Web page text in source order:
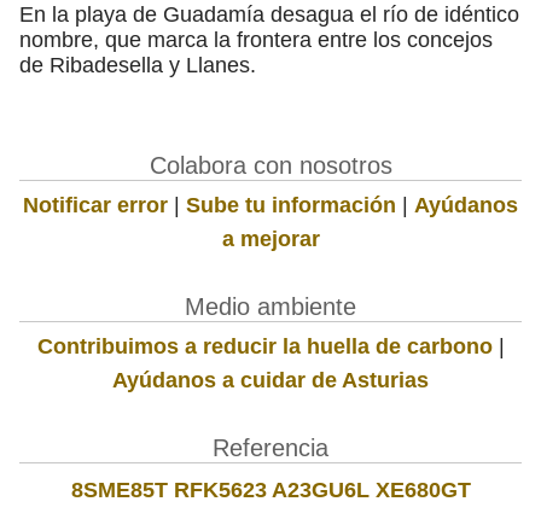
En la playa de Guadamía desagua el río de idéntico
nombre, que marca la frontera entre los concejos
de Ribadesella y Llanes.
Colabora con nosotros
Notificar error | Sube tu información | Ayúdanos
a mejorar
Medio ambiente
Contribuimos a reducir la huella de carbono|
Ayúdanos a cuidar de Asturias
Referencia
8SME85T RFK5623 A23GU6L XE680GT